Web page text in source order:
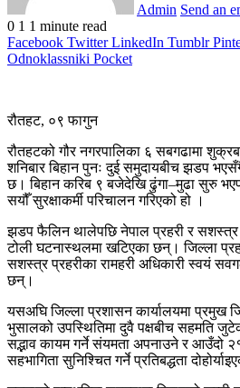
Admin Send an
0 1 1 minute read
Facebook Twitter LinkedIn Tumblr
Odnoklassniki Pocket
रौतहट, ०९ फागुन
रौतहटको गौर नगरपालिका ६ सबगढामा
शनिबार बिहान पुनः दुई समुदायबीच झडप
छ। बिहान करिब ९ बजेदेखि ढुंगा–मुढा सुरु
सयौँ सुरक्षाकर्मी परिचालन गरिएको हो ।
झडप फैलिन थालेपछि नेपाल प्रहरी र
टोली घटनास्थलमा खटिएका छन्। जिल्ला
सशस्त्र प्रहरीका रामहरी अधिकारी स्वयं
छन्।
यसअघि जिल्ला प्रशासन कार्यालयमा प्रमुख
भुसालको उपस्थितिमा दुवै पक्षबीच सहमति
सद्भाव कायम गर्ने संयमता अपनाउने र आउँदो
सहभागिता सुनिश्चित गर्ने प्रतिबद्धता